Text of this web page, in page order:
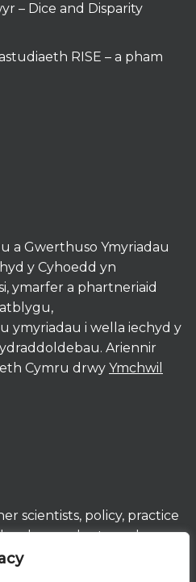
– Dice and Disparity
RISE – a pham
a Gwerthuso Ymyriadau
y Cyhoedd yn
ymarfer a phartneriaid
ymyriadau i wella iechyd y
Ariennir
Cymru drwy Ymchwil
scientists, policy, practice
evaluate and
to improve population